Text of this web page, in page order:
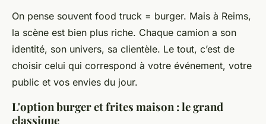
On pense souvent food truck = burger. Mais à Reims,
la scène est bien plus riche. Chaque camion a son
identité, son univers, sa clientèle. Le tout, c’est de
choisir celui qui correspond à votre événement, votre
public et vos envies du jour.
L'option burger et frites maison : le grand
classique